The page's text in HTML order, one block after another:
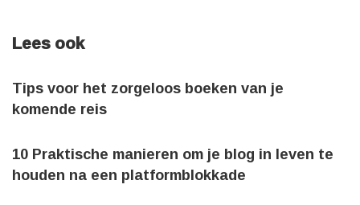
Lees ook
Tips voor het zorgeloos boeken van je
komende reis
10 Praktische manieren om je blog in leven te
houden na een platformblokkade